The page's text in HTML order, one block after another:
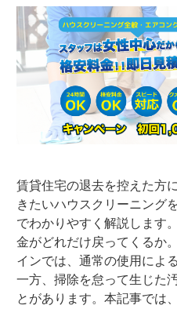
賃貸住宅の退去を控えた方
きたいハウスクリーニング
でわかりやすく解説します
金がどれだけ戻ってくるか
インでは、通常の使用によ
一方、掃除を怠って生じた
とがあります。本記事では